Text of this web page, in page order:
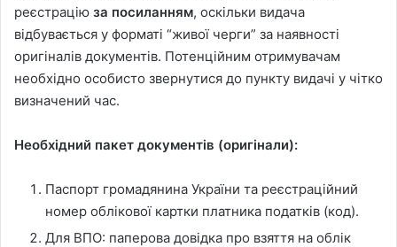
реєстрацію за посиланням, оскільки видача
відбувається у форматі “живої черги” за наявності
оригіналів документів. Потенційним отримувачам
необхідно особисто звернутися до пункту видачі у чітко
визначений час.
Необхідний пакет документів (оригінали):
Паспорт громадянина України та реєстраційний
номер облікової картки платника податків (код).
Для ВПО: паперова довідка про взяття на облік